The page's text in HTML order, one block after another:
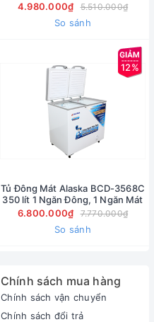
4.980.000₫
5.510.000₫
So sánh
12%
Tủ Đông Mát Alaska BCD-3568C
350 lít 1 Ngăn Đông, 1 Ngăn Mát
6.800.000₫
7.770.000₫
So sánh
Chính sách mua hàng
Chính sách vận chuyển
Chính sách đổi trả